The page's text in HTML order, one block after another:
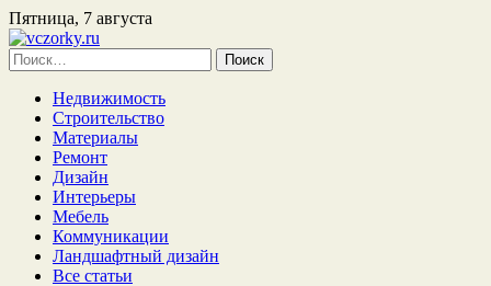
Пятница, 7 августа
Найти:
Недвижимость
Строительство
Материалы
Ремонт
Дизайн
Интерьеры
Мебель
Коммуникации
Ландшафтный дизайн
Все статьи